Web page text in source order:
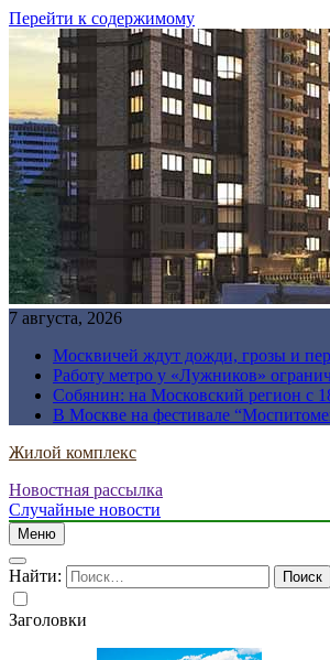
Перейти к содержимому
7 августа, 2026
Москвичей ждут дожди, грозы и
Работу метро у «Лужников»
Собянин: на Московский регион с
В Москве на фестивале
Жилой комплекс
Новостная рассылка
Случайные новости
Меню
Найти:
Заголовки